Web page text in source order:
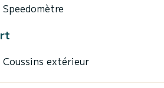
Speedomètre
Coussins extérieur